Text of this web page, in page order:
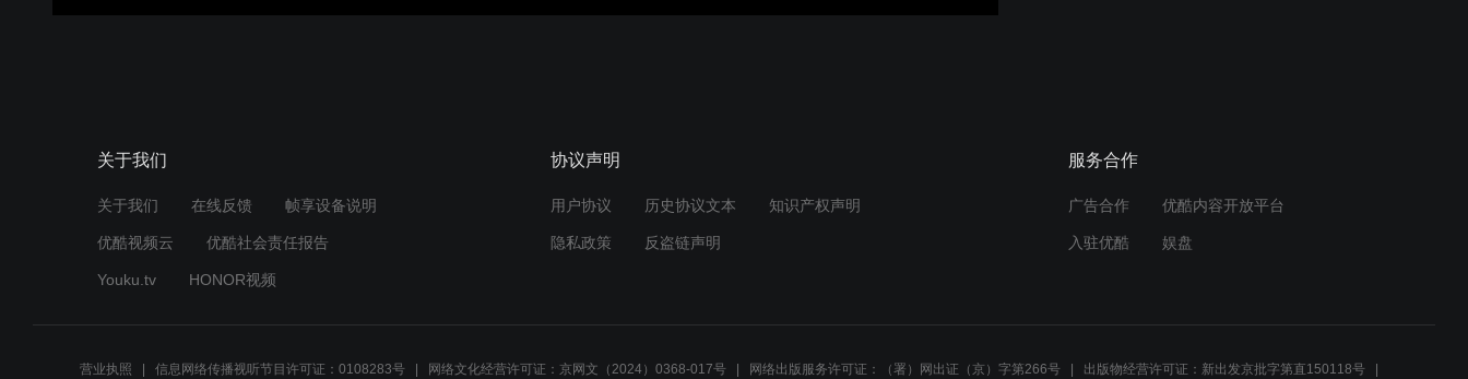
Halloween Special
关于我们
关于我们 在线反馈 帧享设备说明
优酷视频云 优酷社会责任报告
Youku.tv HONOR视频
协议声明
用户协议 历史协议文本 知识产权声明
隐私政策 反盗链声明
服务合作
广告合作 优酷内容开放平台
入驻优酷 娱盘
营业执照 信息网络传播视听节目许可证：0108283号 网络文化经营许可证：京网文（2024）0368-017号 网络出版服务许可证：（署）网出证（京）字第266号 出版物经营许可证：新出发京批字第直150118号